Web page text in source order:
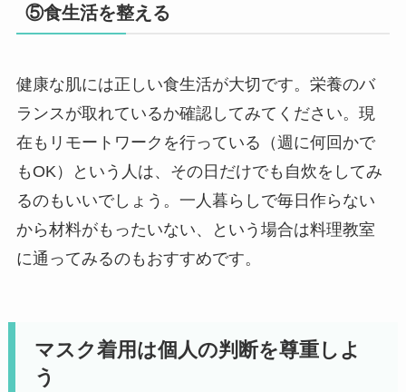
⑤食生活を整える
健康な肌には正しい食生活が大切です。栄養のバ
ランスが取れているか確認してみてください。現
在もリモートワークを行っている（週に何回かで
もOK）という人は、その日だけでも自炊をしてみ
るのもいいでしょう。一人暮らしで毎日作らない
から材料がもったいない、という場合は料理教室
に通ってみるのもおすすめです。
マスク着用は個人の判断を尊重しよ
う